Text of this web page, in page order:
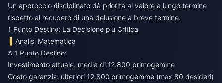
Un approccio disciplinato dà priorità al valore a lungo termine
rispetto al recupero di una delusione a breve termine.
1 Punto Destino: La Decisione più Critica
Analisi Matematica
A 1 Punto Destino:
Investimento attuale: media di 12.800 primogemme
Costo garanzia: ulteriori 12.800 primogemme (max 80 desideri)